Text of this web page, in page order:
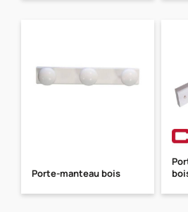
Porte-manteau bois